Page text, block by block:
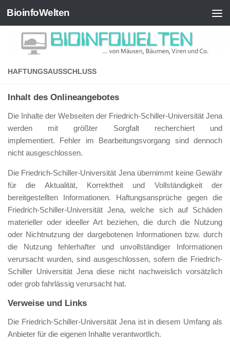
Zum Inhalt springen
BioinfoWelten
HAFTUNGSAUSSCHLUSS
Inhalt des Onlineangebotes
Die Inhalte der Webseiten der Friedrich-Schiller-Universität Jena
werden mit größter Sorgfalt recherchiert und
implementiert. Fehler im Bearbeitungsvorgang sind dennoch
nicht ausgeschlossen.
Die Friedrich-Schiller-Universität Jena übernimmt keine Gewähr
für die Aktualität, Korrektheit und Vollständigkeit der
bereitgestellten Informationen. Haftungsansprüche gegen die
Friedrich-Schiller-Universität Jena, welche sich auf Schäden
materieller oder ideeller Art beziehen, die durch die Nutzung
oder Nichtnutzung der dargebotenen Informationen bzw. durch
die Nutzung fehlerhafter und unvollständiger Informationen
verursacht wurden, sind ausgeschlossen, sofern die Friedrich-
Schiller Universität Jena diese nicht nachweislich vorsätzlich
oder grob fahrlässig verursacht hat.
Verweise und Links
Die Friedrich-Schiller-Universität Jena ist in diesem Umfang als
Anbieter für die eigenen Inhalte verantwortlich.